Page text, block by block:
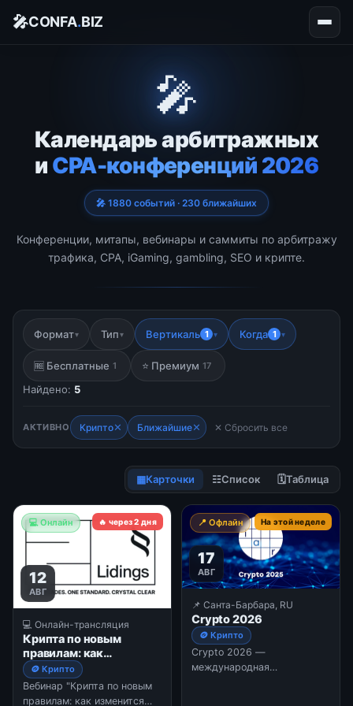
🎤CONFA.BIZ
🎤
Календарь арбитражных
и CPA-конференций 2026
🎤 1880 событий · 230 ближайших
Конференции, митапы, вебинары и саммиты по арбитражу
трафика, CPA, iGaming, gambling, SEO и крипте.
Формат▾ Тип▾ Вертикаль 1 ▾ Когда 1 ▾
🆓 Бесплатные 1 ⭐ Премиум 17
Найдено: 5
АКТИВНО Крипто✕ Ближайшие✕ ✕ Сбросить все
▦Карточки ☷Список 🗓Таблица
💻 Онлайн 🔥 через 2 дня
12
АВГ
💻 Онлайн-трансляция
Крипта по новым
правилам: как
изменится
регулирование с 1
сентября 2026 года
🪙 Крипто
Вебинар "Крипта по новым
правилам: как изменится
📍 Офлайн На этой неделе
17
АВГ
📌 Санта-Барбара, RU
Crypto 2026
🪙 Крипто
Crypto 2026 —
международная